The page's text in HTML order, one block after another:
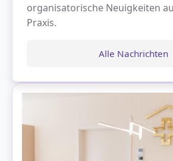
organisatorische Neuigkeiten
Praxis.
Alle Nachrichten